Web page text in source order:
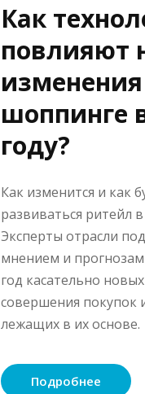
Как
повлияют
шоппинге
году?
Как изменится и как
развиваться ритейл в
Эксперты отрасли
мнением и
год касательно
совершения покупок
лежащих в их основе.
Подробнее